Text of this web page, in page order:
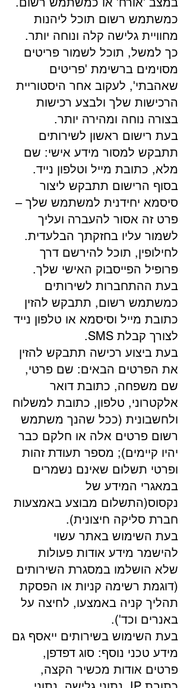
כמשתמש רשום תוכל ליהנות
מחוויית גלישה קלה ונוחה יותר.
כך למשל, תוכל לשמור פריטים
מסוימים ברשימת 'פריטים
שאהבתי', לעקוב אחר היסטוריית
הרכישות שלך ולבצע רכישות
בצורה נוחה ומהירה יותר.
בעת רישום ראשון לשירותים
תתבקש למסור מידע אישי: שם
מלא, כתובת מייל וטלפון נייד.
בסוף הרישום תתבקש ליצור
סיסמא יחידנית למשתמש שלך –
פרט זה אסור להעברה ועליך
לשמור עליו בחזקתך הבלעדית.
לחילופין, תוכל להירשם דרך
פרופיל הפייסבוק האישי שלך.
בעת ההתחברות לשירותים
כמשתמש רשום, תתבקש להזין
כתובת מייל וסיסמא או טלפון נייד
לצורך קבלת SMS.
בעת ביצוע רכישה תתבקש להזין
את הפרטים הבאים: שם פרטי,
שם משפחה, כתובת דואר
אלקטרוני, טלפון, כתובת למשלוח
ולחשבונית (ככל שהנך משתמש
רשום פרטים אלה או חלקם כבר
יהיו קיימים); מספר תעודת זהות
ופרטי תשלום שאינם נשמרים
במאגרי המידע של
נקסוס(התשלום מבוצע באמצעות
חברת סליקה חיצונית).
בעת השימוש באתר עשוי
להישמר מידע אודות פעולות
שלא הושלמו במסגרת השירותים
(דוגמת רשימה קניות או הפסקת
תהליך קניה באמצעו, לחיצה על
באנרים וכד').
בעת השימוש בשירותים ייאסף גם
מידע טכני נוסף: סוג דפדפן,
פרטים אודות מכשיר הקצה,